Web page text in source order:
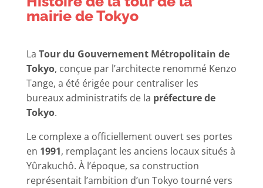
mairie de Tokyo
La Tour du Gouvernement Métropolitain de
Tokyo, conçue par l’architecte renommé Kenzo
Tange, a été érigée pour centraliser les
bureaux administratifs de la préfecture de
Tokyo.
Le complexe a officiellement ouvert ses portes
en 1991, remplaçant les anciens locaux situés à
Yûrakuchô. À l’époque, sa construction
représentait l’ambition d’un Tokyo tourné vers